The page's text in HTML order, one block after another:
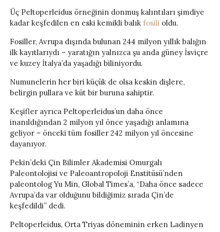
Üç Peltoperleidus örneğinin donmuş kalıntıları şimdiye
kadar keşfedilen en eski kemikli balık fosili oldu.
Fosiller, Avrupa dışında bulunan 244 milyon yıllık balığın
ilk kayıtlarıydı – yaratığın yalnızca şu anda güney İsviçre
ve kuzey İtalya’da yaşadığı biliniyordu.
Numunelerin her biri küçük de olsa keskin dişlere,
belirgin pullara ve küt bir buruna sahiptir.
Keşifler ayrıca Peltoperleidus’un daha önce
inanıldığından 2 milyon yıl önce yaşadığı anlamına
geliyor – önceki tüm fosiller 242 milyon yıl öncesine
dayanıyor.
Pekin’deki Çin Bilimler Akademisi Omurgalı
Paleontolojisi ve Paleoantropoloji Enstitüsü’nden
paleontolog Yu Min, Global Times’a, “Daha önce sadece
Avrupa’da var olduğunu bildiğimiz sırada Çin’de
keşfedildi” dedi.
Peltoperleidus, Orta Triyas döneminin erken Ladinyen